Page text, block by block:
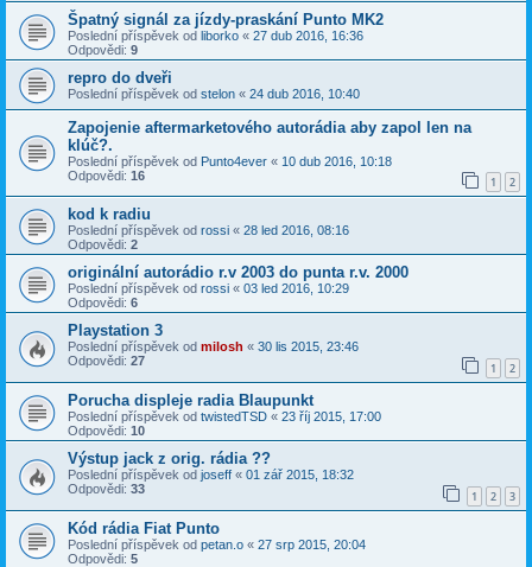
Špatný signál za jízdy-praskání Punto MK2
Poslední příspěvek od liborko « 27 dub 2016, 16:36
Odpovědi: 9
repro do dveři
Poslední příspěvek od stelon « 24 dub 2016, 10:40
Zapojenie aftermarketového autorádia aby zapol len na
klúč?.
Poslední příspěvek od Punto4ever « 10 dub 2016, 10:18
Odpovědi: 16 1 2
kod k radiu
Poslední příspěvek od rossi « 28 led 2016, 08:16
Odpovědi: 2
originální autorádio r.v 2003 do punta r.v. 2000
Poslední příspěvek od rossi « 03 led 2016, 10:29
Odpovědi: 6
Playstation 3
Poslední příspěvek od milosh « 30 lis 2015, 23:46
Odpovědi: 27 1 2
Porucha displeje radia Blaupunkt
Poslední příspěvek od twistedTSD « 23 říj 2015, 17:00
Odpovědi: 10
Výstup jack z orig. rádia ??
Poslední příspěvek od joseff « 01 zář 2015, 18:32
Odpovědi: 33 1 2 3
Kód rádia Fiat Punto
Poslední příspěvek od petan.o « 27 srp 2015, 20:04
Odpovědi: 5